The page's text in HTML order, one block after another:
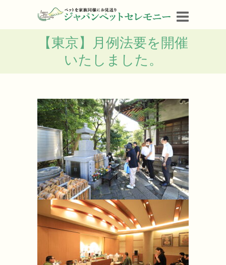
【東京】月例法要を開催
いたしました。